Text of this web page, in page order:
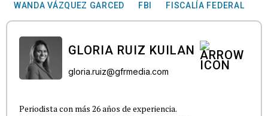
WANDA VÁZQUEZ GARCED FBI FISCALÍA FEDERAL
GLORIA RUIZ KUILAN
gloria.ruiz@gfrmedia.com
Periodista con más 26 años de experiencia.